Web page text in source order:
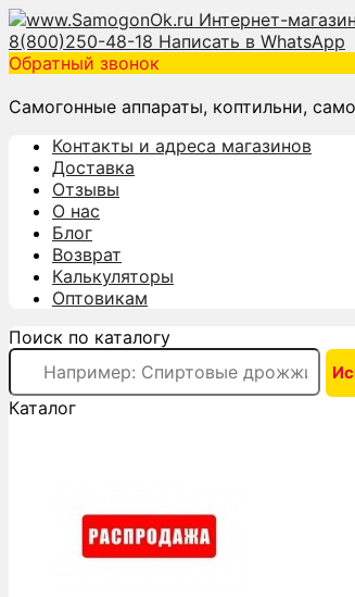
8(800)250-48-18 Написать в WhatsApp
Обратный звонок
Самогонные аппараты, коптильни,
Контакты и адреса магазинов
Доставка
Отзывы
О нас
Блог
Возврат
Калькуляторы
Оптовикам
Поиск по каталогу
Каталог